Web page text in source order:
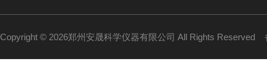
Copyright © 2026郑州安晟科学仪器有限公司 All Rights Reserved